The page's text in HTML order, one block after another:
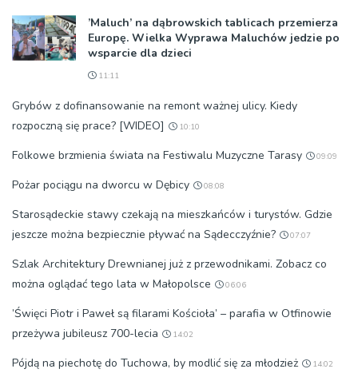
’Maluch’ na dąbrowskich tablicach przemierza
Europę. Wielka Wyprawa Maluchów jedzie po
wsparcie dla dzieci
11:11
Grybów z dofinansowanie na remont ważnej ulicy. Kiedy
rozpoczną się prace? [WIDEO]
10:10
Folkowe brzmienia świata na Festiwalu Muzyczne Tarasy 09:09
Pożar pociągu na dworcu w Dębicy 08:08
Starosądeckie stawy czekają na mieszkańców i turystów. Gdzie
jeszcze można bezpiecznie pływać na Sądecczyźnie?
07:07
Szlak Architektury Drewnianej już z przewodnikami. Zobacz co
można oglądać tego lata w Małopolsce
06:06
’Święci Piotr i Paweł są filarami Kościoła’ – parafia w Otfinowie
przeżywa jubileusz 700-lecia
14:02
Pójdą na piechotę do Tuchowa, by modlić się za młodzież 14:02